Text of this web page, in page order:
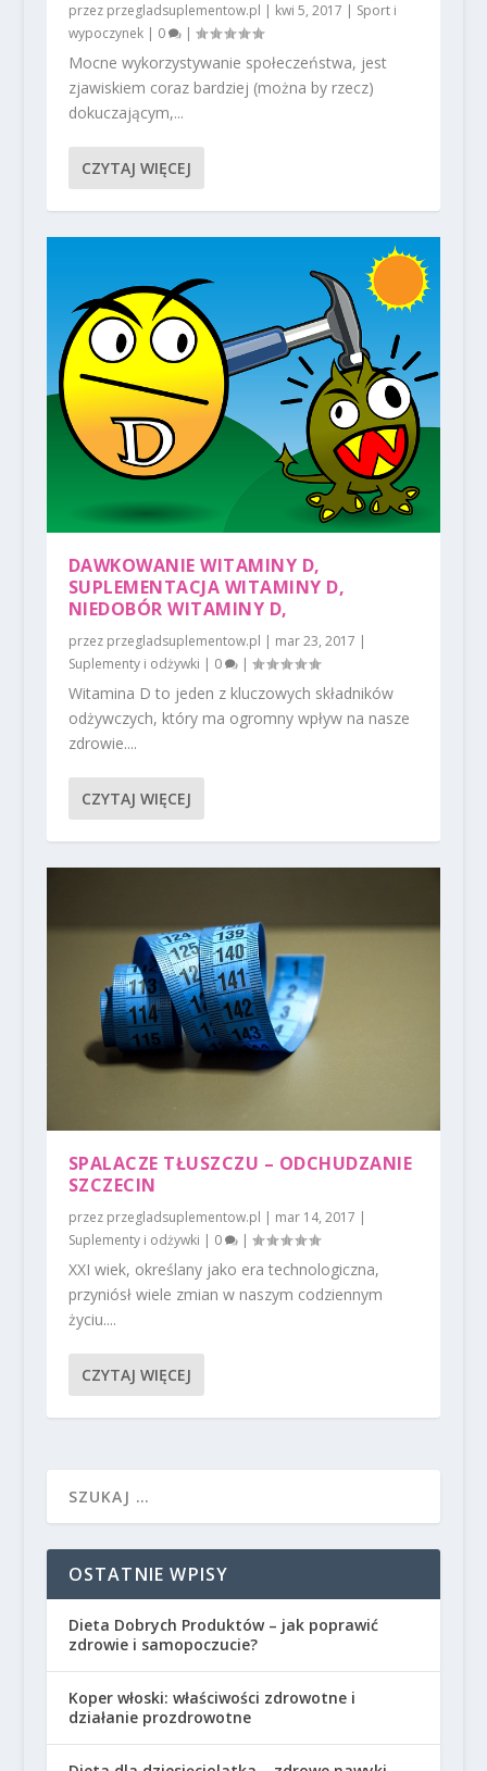
przez przegladsuplementow.pl | kwi 5, 2017 | Sport i
wypoczynek| 0 |
Mocne wykorzystywanie społeczeństwa, jest
zjawiskiem coraz bardziej (można by rzecz)
dokuczającym,...
CZYTAJ WIĘCEJ
DAWKOWANIE WITAMINY D,
SUPLEMENTACJA WITAMINY D,
NIEDOBÓR WITAMINY D,
przez przegladsuplementow.pl | mar 23, 2017 |
Suplementy i odżywki | 0 |
Witamina D to jeden z kluczowych składników
odżywczych, który ma ogromny wpływ na nasze
zdrowie....
CZYTAJ WIĘCEJ
SPALACZE TŁUSZCZU – ODCHUDZANIE
SZCZECIN
przez przegladsuplementow.pl | mar 14, 2017 |
Suplementy i odżywki | 0 |
XXI wiek, określany jako era technologiczna,
przyniósł wiele zmian w naszym codziennym
życiu....
CZYTAJ WIĘCEJ
OSTATNIE WPISY
Dieta Dobrych Produktów – jak poprawić
zdrowie i samopoczucie?
Koper włoski: właściwości zdrowotne i
działanie prozdrowotne